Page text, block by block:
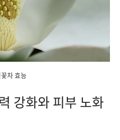
차 효능
강화와 피부 노화